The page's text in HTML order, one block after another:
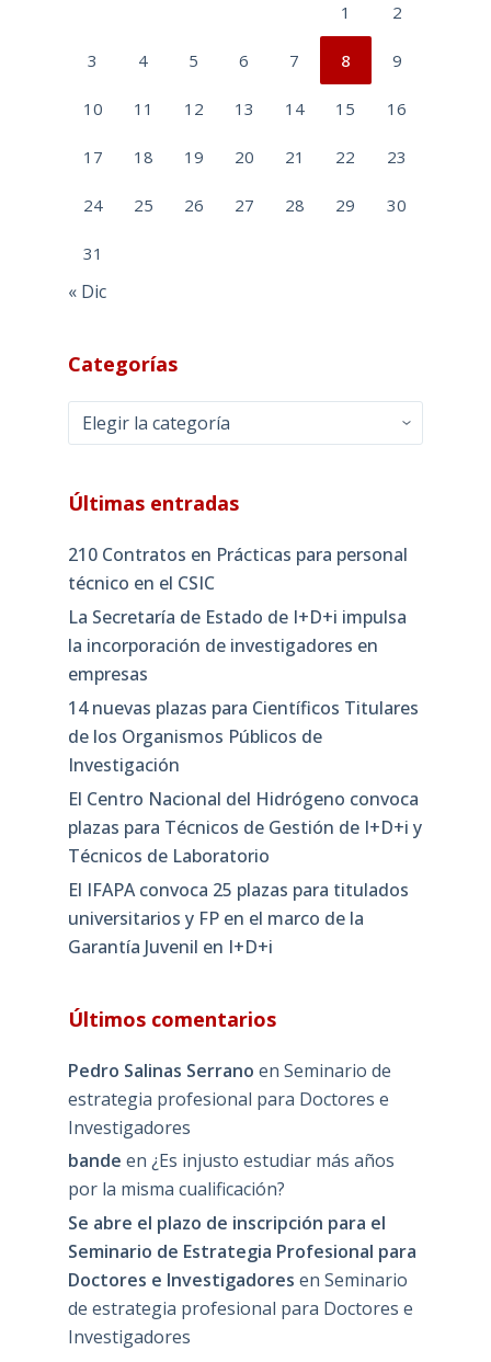
1 2
3 4 5 6 7 8 9
10 11 12 13 14 15 16
17 18 19 20 21 22 23
24 25 26 27 28 29 30
31
« Dic
Categorías
Categorías
Últimas entradas
210 Contratos en Prácticas para personal
técnico en el CSIC
La Secretaría de Estado de I+D+i impulsa
la incorporación de investigadores en
empresas
14 nuevas plazas para Científicos Titulares
de los Organismos Públicos de
Investigación
El Centro Nacional del Hidrógeno convoca
plazas para Técnicos de Gestión de I+D+i y
Técnicos de Laboratorio
El IFAPA convoca 25 plazas para titulados
universitarios y FP en el marco de la
Garantía Juvenil en I+D+i
Últimos comentarios
Pedro Salinas Serrano en Seminario de
estrategia profesional para Doctores e
Investigadores
bande en ¿Es injusto estudiar más años
por la misma cualificación?
Se abre el plazo de inscripción para el
Seminario de Estrategia Profesional para
Doctores e Investigadores en Seminario
de estrategia profesional para Doctores e
Investigadores